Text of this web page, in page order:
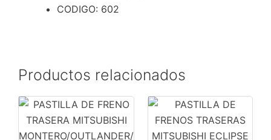
CODIGO: 602
Productos relacionados